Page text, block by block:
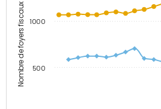
Nombre de foyers fiscaux 500
1000